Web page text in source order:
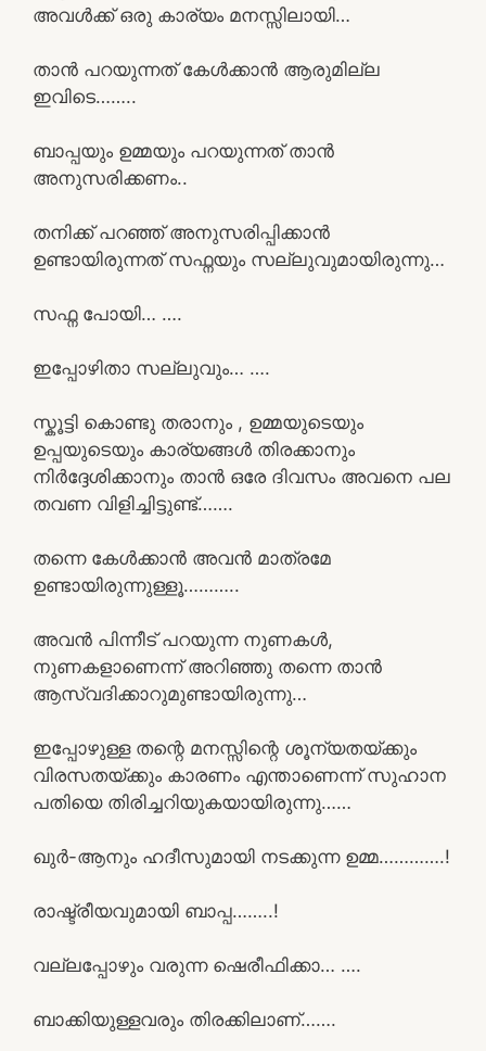
അവൾക്ക് ഒരു കാര്യം മനസ്സിലായി…
താൻ പറയുന്നത് കേൾക്കാൻ ആരുമില്ല
ഇവിടെ……..
ബാപ്പയും ഉമ്മയും പറയുന്നത് താൻ
അനുസരിക്കണം..
തനിക്ക് പറഞ്ഞ് അനുസരിപ്പിക്കാൻ
ഉണ്ടായിരുന്നത് സഫ്നയും സല്ലുവുമായിരുന്നു…
സഫ്ന പോയി… ….
ഇപ്പോഴിതാ സല്ലുവും… ….
സ്കൂട്ടി കൊണ്ടു തരാനും , ഉമ്മയുടെയും
ഉപ്പയുടെയും കാര്യങ്ങൾ തിരക്കാനും
നിർദ്ദേശിക്കാനും താൻ ഒരേ ദിവസം അവനെ പല
തവണ വിളിച്ചിട്ടുണ്ട്…….
തന്നെ കേൾക്കാൻ അവൻ മാത്രമേ
ഉണ്ടായിരുന്നുള്ളൂ………..
അവൻ പിന്നീട് പറയുന്ന നുണകൾ,
നുണകളാണെന്ന് അറിഞ്ഞു തന്നെ താൻ
ആസ്വദിക്കാറുമുണ്ടായിരുന്നു…
ഇപ്പോഴുള്ള തന്റെ മനസ്സിന്റെ ശൂന്യതയ്ക്കും
വിരസതയ്ക്കും കാരണം എന്താണെന്ന് സുഹാന
പതിയെ തിരിച്ചറിയുകയായിരുന്നു……
ഖുർ-ആനും ഹദീസുമായി നടക്കുന്ന ഉമ്മ………….!
രാഷ്ട്രീയവുമായി ബാപ്പ……..!
വല്ലപ്പോഴും വരുന്ന ഷെരീഫിക്കാ… ….
ബാക്കിയുള്ളവരും തിരക്കിലാണ്…….